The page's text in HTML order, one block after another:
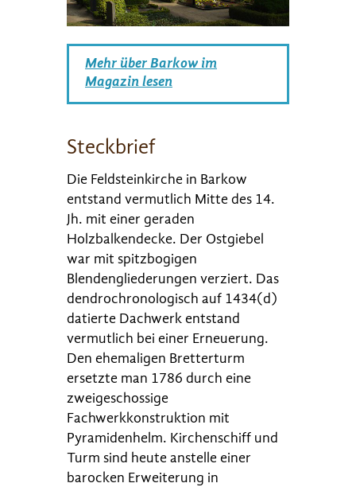
Mehr über Barkow im
Magazin lesen
Steckbrief
Die Feldsteinkirche in Barkow
entstand vermutlich Mitte des 14.
Jh. mit einer geraden
Holzbalkendecke. Der Ostgiebel
war mit spitzbogigen
Blendengliederungen verziert. Das
dendrochronologisch auf 1434(d)
datierte Dachwerk entstand
vermutlich bei einer Erneuerung.
Den ehemaligen Bretterturm
ersetzte man 1786 durch eine
zweigeschossige
Fachwerkkonstruktion mit
Pyramidenhelm. Kirchenschiff und
Turm sind heute anstelle einer
barocken Erweiterung in